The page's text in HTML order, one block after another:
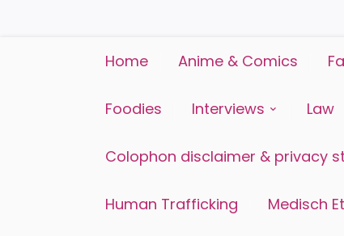
Home Anime & Comics
Foodies Interviews Law
Colophon disclaimer & privacy
Human Trafficking Medisch